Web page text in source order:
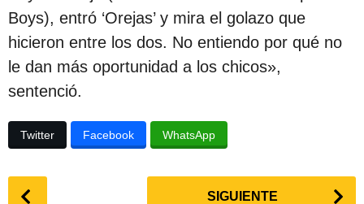
Boys), entró ‘Orejas’ y mira el golazo que
hicieron entre los dos. No entiendo por qué no
le dan más oportunidad a los chicos»,
sentenció.
Twitter Facebook WhatsApp
SIGUIENTE